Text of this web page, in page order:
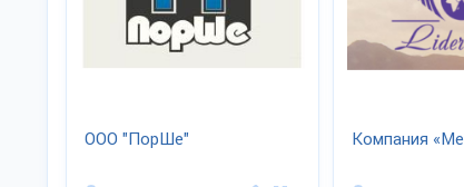
ООО "ПорШе" Компания